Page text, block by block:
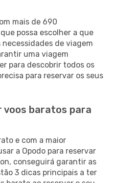
mais de 690
possa escolher a que
de viagem
uma viagem
para descobrir todos os
para reservar os seus
voos baratos para
e com a maior
a Opodo para reservar
conseguirá garantir as
3 dicas principais a ter